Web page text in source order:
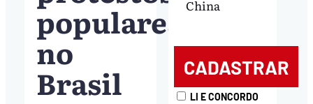
populares
no
Brasil
China
LI E CONCORDO